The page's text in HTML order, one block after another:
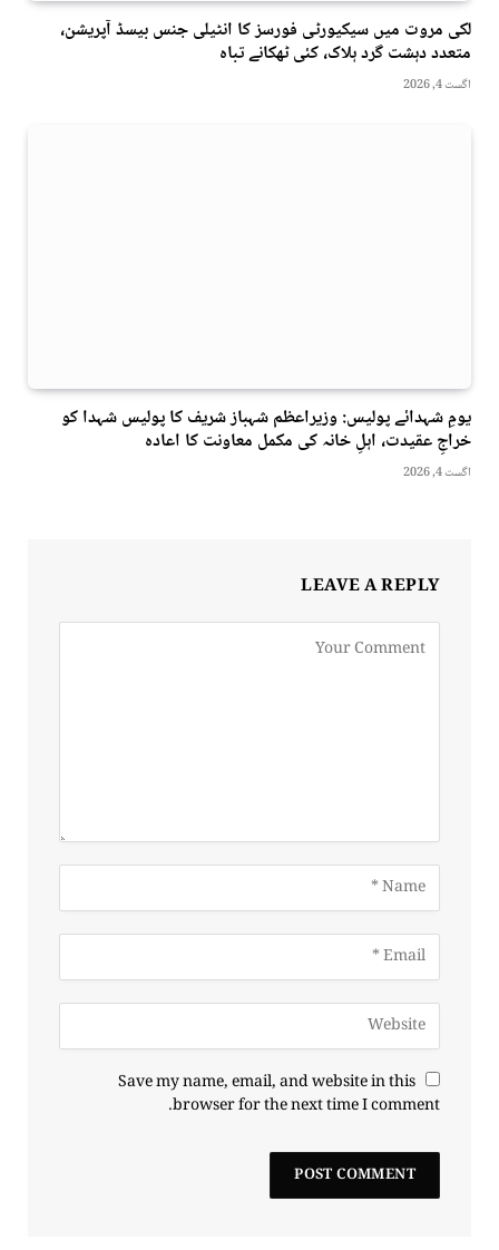
لکی مروت میں سیکیورٹی فورسز کا انٹیلی جنس بیسڈ آپریشن،
متعدد دہشت گرد ہلاک، کئی ٹھکانے تباہ
اگست 4, 2026
یومِ شہدائے پولیس: وزیراعظم شہباز شریف کا پولیس شہدا کو
خراجِ عقیدت، اہلِ خانہ کی مکمل معاونت کا اعادہ
اگست 4, 2026
LEAVE A REPLY
Save my name, email, and website in this
browser for the next time I comment.